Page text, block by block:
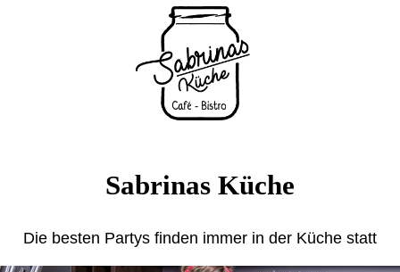
Sabrinas Küche
Die besten Partys finden immer in der Küche statt